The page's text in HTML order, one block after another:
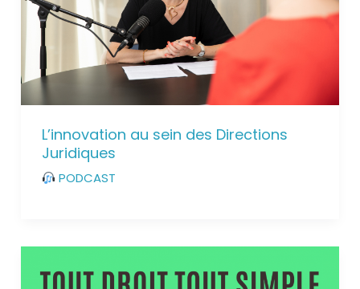
L’innovation au sein des Directions
Juridiques
PODCAST